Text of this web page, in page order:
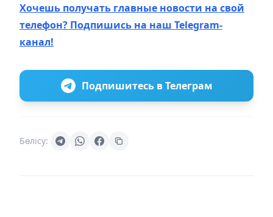
Хочешь получать главные новости на свой
телефон? Подпишись на наш Telegram-
канал!
Подпишитесь в Телеграм
Бөлісу: